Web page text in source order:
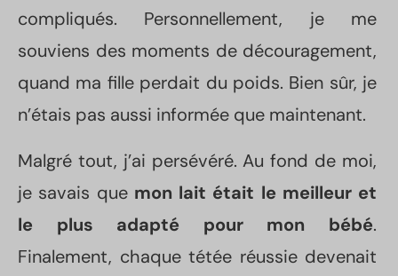
compliqués. Personnellement, je me
souviens des moments de découragement,
quand ma fille perdait du poids. Bien sûr, je
n’étais pas aussi informée que maintenant.
Malgré tout, j’ai persévéré. Au fond de moi,
je savais que mon lait était le meilleur et
le plus adapté pour mon bébé.
Finalement, chaque tétée réussie devenait